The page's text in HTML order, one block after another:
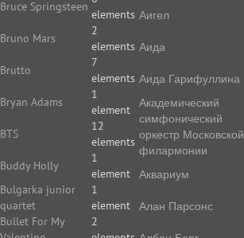
Bruce Springsteen
elements
Bruno Mars
2
elements
Brutto
7
elements
Bryan Adams
1
element
BTS
12
elements
Buddy Holly
1
element
Bulgarka junior
quartet
1
element
Bullet For My
2
Аигел
Аида
Аида Гарифуллина
Академический
симфонический
оркестр Московской
филармонии
Аквариум
Алан Парсонс